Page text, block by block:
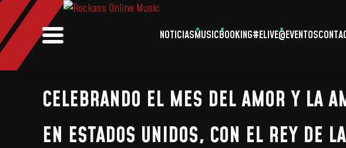
NOTICIASMUSICBOOKING#ELIVE@EVENTOS
CELEBRANDO EL MES DEL AMOR Y LA
EN ESTADOS UNIDOS, CON EL REY DE